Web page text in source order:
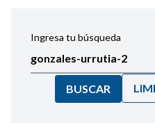
Ingresa tu búsqueda
BUSCAR